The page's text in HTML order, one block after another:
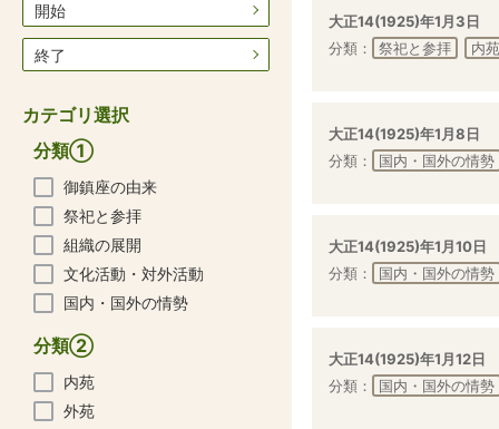
開始
終了
カテゴリ選択
分類①
御鎮座の由来
祭祀と参拝
組織の展開
文化活動・対外活動
国内・国外の情勢
分類②
内苑
外苑
大正14(1925)年1月3日
分類：
祭祀と参拝 内苑
大正14(1925)年1月8日
分類：
国内・国外の情勢
大正14(1925)年1月10日
分類：
国内・国外の情勢
大正14(1925)年1月12日
分類：
国内・国外の情勢